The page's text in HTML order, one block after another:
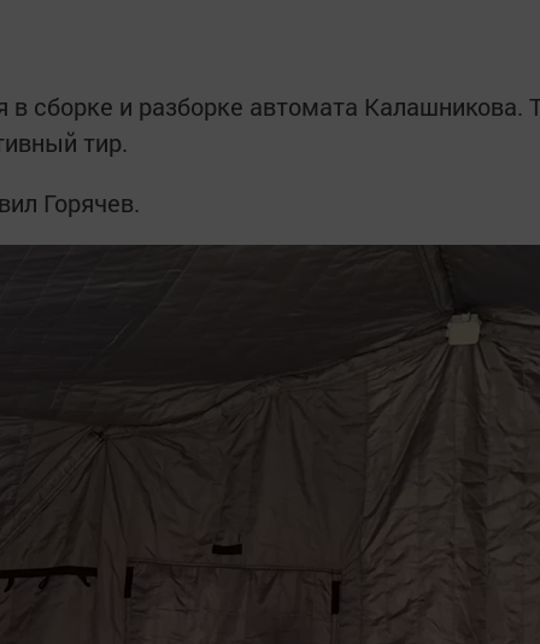
сборке и разборке автомата Калашникова.
тир.
Горячев.